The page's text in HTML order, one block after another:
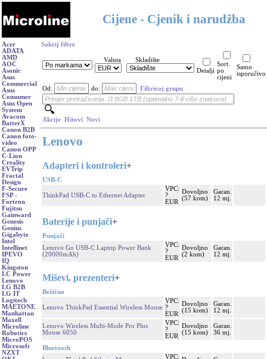
Cijene - Cjenik i narudžba
Acer
ADATA
AMD
AOC
Asonic
Asus
Commercial
Asus
Consumer
Asus Open
System
Avacom
BatterX
Canon B2B
Canon foto-
video
Canon OPP
C-Lion
Creality
EVTrip
Fractal
Design
F-Secure
FSP -
Fortron
Fujitsu
Gainward
Genesis
Genius
Gigabyte
Intel
Intellinet
IPEVO
IQ
Kingston
LC Power
Lenovo
LG B2B
LG IT
Logitech
MAETONE
Manhattan
Maxell
Microline
Robotics
MicroPOS
Microsoft
NZXT
Sakrij filtre
Valuta
Skladište
Detalji
Sort.
po
cijeni
Samo
isporučivo
Od: do: Filtriraj grupu
Akcije Hitovi Novi
Lenovo
Adapteri i kontroleri+
USB-C
ThinkPad USB-C to Ethernet Adapter
VPC:
?
EUR
Dovoljno
(57 kom)
Garan.
12 mj.
Baterije i punjači+
Punjači
Lenovo Go USB-C Laptop Power Bank
(20000mAh)
VPC:
?
EUR
Dovoljno
(2 kom)
Garan.
12 mj.
Miševi, prezenteri+
Bežično
Lenovo ThinkPad Essential Wireless Mouse
VPC:
?
EUR
Dovoljno
(15 kom)
Garan.
12 mj.
Lenovo Wireless Multi-Mode Pro Plus
Mouse 6050
VPC:
?
EUR
Dovoljno
(15 kom)
Garan.
36 mj.
Bluetooth
VPC: